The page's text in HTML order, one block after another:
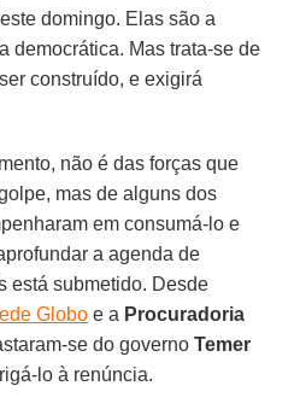
domingo. Elas são a
democrática. Mas trata-se de
construído, e exigirá
não é das forças que
mas de alguns dos
em consumá-lo e
a agenda de
está submetido. Desde
Globo e a Procuradoria
se do governoTemer
lo à renúncia.